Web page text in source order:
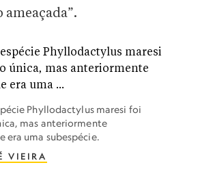
Phyllodactylus maresi foi
mas anteriormente
era uma subespécie.
VIEIRA